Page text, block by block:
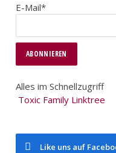
E-Mail*
Alles im Schnellzugriff
Toxic Family Linktree
Like uns auf